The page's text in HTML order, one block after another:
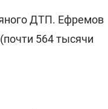
ДТП. Ефремов
(почти 564 тысячи